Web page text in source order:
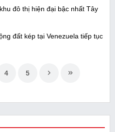
đô thị hiện đại bậc nhất Tây
đất kép tại Venezuela tiếp tục
4 5